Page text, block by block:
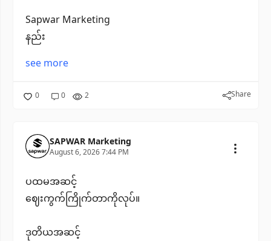
Sapwar Marketing
နည်း
see more
0 0 2 Share
SAPWAR Marketing
August 6, 2026 7:44 PM
ပထမအဆင့်
ဈေးကွက်ကြိုက်တာကိုလုပ်။
ဒုတိယအဆင့်